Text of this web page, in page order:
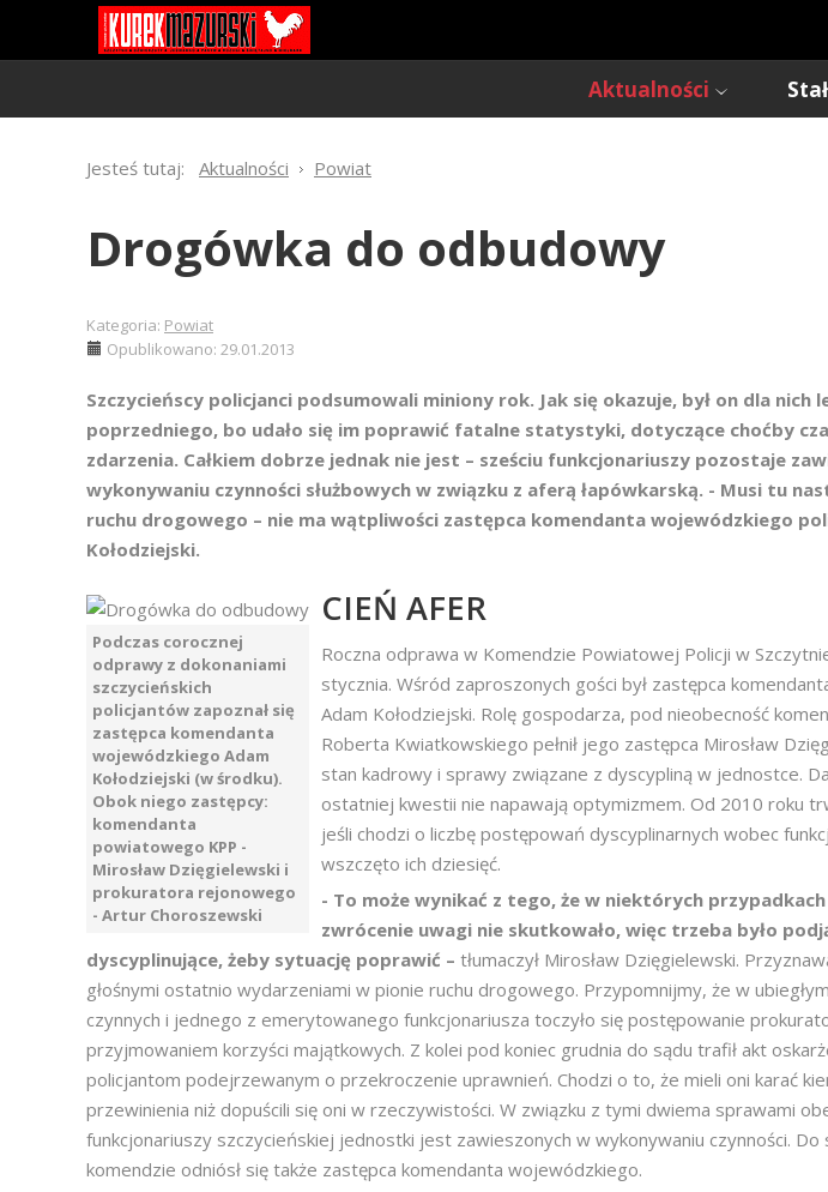
Aktualności
Jesteś tutaj: Aktualności Powiat
Drogówka do odbudowy
Kategoria: Powiat
Opublikowano: 29.01.2013
Szczycieńscy policjanci podsumowali miniony rok. Jak się okazuje, był on dla nich
poprzedniego, bo udało się im poprawić fatalne statystyki, dotyczące choćby
zdarzenia. Całkiem dobrze jednak nie jest – sześciu funkcjonariuszy pozostaje
wykonywaniu czynności służbowych w związku z aferą łapówkarską. - Musi tu
ruchu drogowego – nie ma wątpliwości zastępca komendanta wojewódzkiego
Kołodziejski.
Podczas corocznej
odprawy z dokonaniami
szczycieńskich
policjantów zapoznał się
zastępca komendanta
wojewódzkiego Adam
Kołodziejski (w środku).
Obok niego zastępcy:
komendanta
powiatowego KPP -
Mirosław Dzięgielewski i
prokuratora rejonowego
- Artur Choroszewski
CIEŃ AFER
Roczna odprawa w Komendzie Powiatowej Policji w
stycznia. Wśród zaproszonych gości był zastępca
Adam Kołodziejski. Rolę gospodarza, pod nieobecność
Roberta Kwiatkowskiego pełnił jego zastępca Mirosław
stan kadrowy i sprawy związane z dyscypliną w jednostce.
ostatniej kwestii nie napawają optymizmem. Od 2010 roku
jeśli chodzi o liczbę postępowań dyscyplinarnych wobec
wszczęto ich dziesięć.
- To może wynikać z tego, że w niektórych
zwrócenie uwagi nie skutkowało, więc trzeba było
dyscyplinujące, żeby sytuację poprawić – tłumaczył Mirosław Dzięgielewski.
głośnymi ostatnio wydarzeniami w pionie ruchu drogowego. Przypomnijmy, że w
czynnych i jednego z emerytowanego funkcjonariusza toczyło się postępowanie
przyjmowaniem korzyści majątkowych. Z kolei pod koniec grudnia do sądu trafił akt
policjantom podejrzewanym o przekroczenie uprawnień. Chodzi o to, że mieli oni karać
przewinienia niż dopuścili się oni w rzeczywistości. W związku z tymi dwiema sprawami
funkcjonariuszy szczycieńskiej jednostki jest zawieszonych w wykonywaniu czynności. Do
komendzie odniósł się także zastępca komendanta wojewódzkiego.